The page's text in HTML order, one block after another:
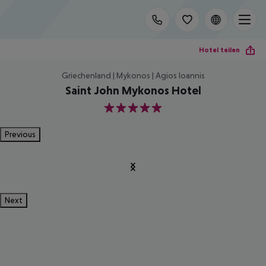
Hotel teilen
Griechenland | Mykonos | Agios Ioannis
Saint John Mykonos Hotel
5
Previous
Next